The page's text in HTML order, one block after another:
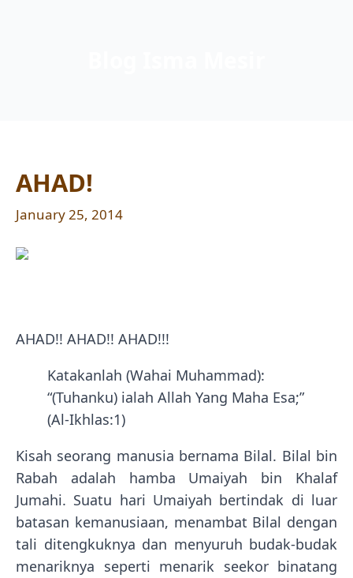
AHAD!
January 25, 2014
AHAD!! AHAD!! AHAD!!!
Katakanlah (Wahai Muhammad):
“(Tuhanku) ialah Allah Yang Maha Esa;”
(Al-Ikhlas:1)
Kisah seorang manusia bernama Bilal. Bilal bin
Rabah adalah hamba Umaiyah bin Khalaf
Jumahi. Suatu hari Umaiyah bertindak di luar
batasan kemanusiaan, menambat Bilal dengan
tali ditengkuknya dan menyuruh budak-budak
menariknya seperti menarik seekor binatang